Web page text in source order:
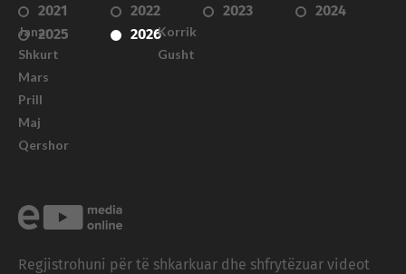
2021
2022 2023
2024
2025
2026
Janar
Shkurt
Mars
Prill
Maj
Qershor
Korrik
Gusht
Regjistrohuni për të shkarkuar dhe shfrytëzuar videot